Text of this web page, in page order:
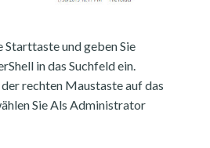
Starttaste und geben Sie
in das Suchfeld ein.
rechten Maustaste auf das
Sie Als Administrator